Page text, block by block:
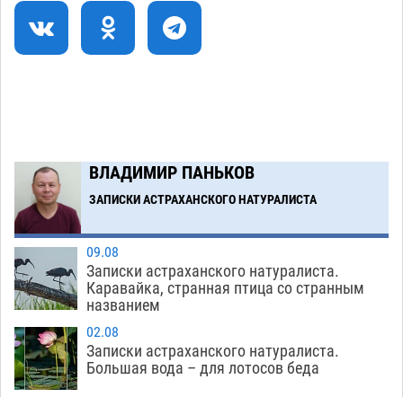
Никольской
18:00
Завтра астраханцы проведут день в режиме
ВЛАДИМИР ПАНЬКОВ
ЗАПИСКИ АСТРАХАНСКОГО НАТУРАЛИСТА
09.08
Записки астраханского натуралиста.
Каравайка, странная птица со странным
названием
02.08
Записки астраханского натуралиста.
Большая вода – для лотосов беда